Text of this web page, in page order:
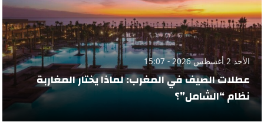
الأحد 2 أغسطس 2026 - 15:07
عطلات الصيف في المغرب: لماذا يختار المغاربة
نظام “الشامل”؟